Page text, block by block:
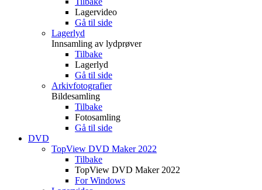
Lagervideo
Gå til side
Lagerlyd
Innsamling av lydprøver
Tilbake
Lagerlyd
Gå til side
Arkivfotografier
Bildesamling
Tilbake
Fotosamling
Gå til side
DVD
TopView DVD Maker 2022
Tilbake
TopView DVD Maker 2022
For Windows